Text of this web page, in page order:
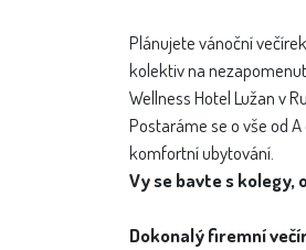
Plánujete vánoční
kolektiv na
Wellness Hotel Lužan v
Postaráme se o vše od
komfortní ubytování.
Vy se bavte s kolegy,
Dokonalý firemní